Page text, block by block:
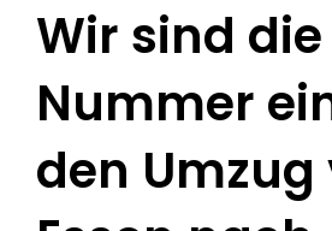
Wir sind die
Nummer
den Umzug